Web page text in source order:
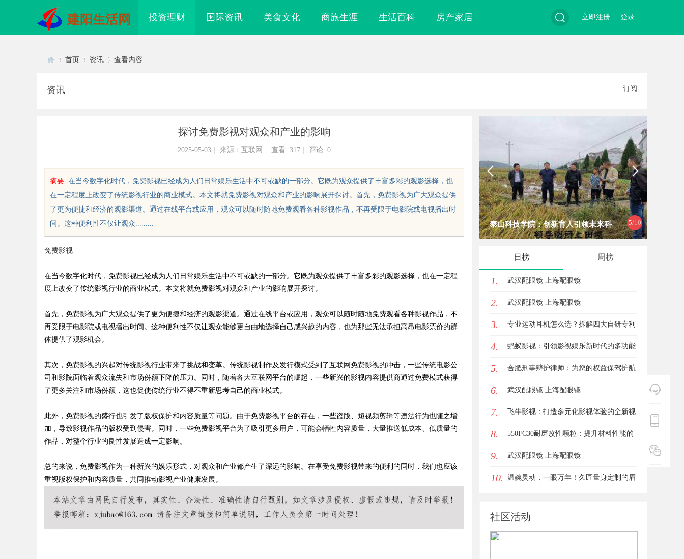
建阳生活网 投资理财 国际资讯 美食文化 商旅生涯 生活百科 房产家居 登录
立即注册
sc
首页 资讯 查看内容
资讯 订阅
探讨免费影视对观众和产业的影响
2025-05-03 来源：互联网 查看: 317 评论: 0
摘要: 在当今数字化时代，免费影视已经成为人们日常娱乐生活中不可或缺的一部分。它既为观众提供了丰富多彩的观影选择，也
在一定程度上改变了传统影视行业的商业模式。本文将就免费影视对观众和产业的影响展开探讨。首先，免费影视为广大观众提供
了更为便捷和经济的观影渠道。通过在线平台或应用，观众可以随时随地免费观看各种影视作品，不再受限于电影院或电视播出时
间。这种便利性不仅让观众.........
免费影视
在当今数字化时代，免费影视已经成为人们日常娱乐生活中不可或缺的一部分。它既为观众提供了丰富多彩的观影选择，也在一定程
度上改变了传统影视行业的商业模式。本文将就免费影视对观众和产业的影响展开探讨。
首先，免费影视为广大观众提供了更为便捷和经济的观影渠道。通过在线平台或应用，观众可以随时随地免费观看各种影视作品，不
再受限于电影院或电视播出时间。这种便利性不仅让观众能够更自由地选择自己感兴趣的内容，也为那些无法承担高昂电影票价的群
体提供了观影机会。
其次，免费影视的兴起对传统影视行业带来了挑战和变革。传统影视制作及发行模式受到了互联网免费影视的冲击，一些传统电影公
司和影院面临着观众流失和市场份额下降的压力。同时，随着各大互联网平台的崛起，一些新兴的影视内容提供商通过免费模式获得
了更多关注和市场份额，这也促使传统行业不得不重新思考自己的商业模式。
此外，免费影视的盛行也引发了版权保护和内容质量等问题。由于免费影视平台的存在，一些盗版、短视频剪辑等违法行为也随之增
加，导致影视作品的版权受到侵害。同时，一些免费影视平台为了吸引更多用户，可能会牺牲内容质量，大量推送低成本、低质量的
作品，对整个行业的良性发展造成一定影响。
总的来说，免费影视作为一种新兴的娱乐形式，对观众和产业都产生了深远的影响。在享受免费影视带来的便利的同时，我们也应该
重视版权保护和内容质量，共同推动影视产业健康发展。
5/10
析国信招标采购网的功能与优
力企业高效招标采购
泰山科技学院：创新育人引领未来科
日榜 周榜
1. 武汉配眼镜 上海配眼镜
2. 武汉配眼镜 上海配眼镜
3. 专业运动耳机怎么选？拆解四大自研专利
技术
4. 蚂蚁影视：引领影视娱乐新时代的多功能
平台解析
5. 合肥刑事辩护律师：为您的权益保驾护航
6. 武汉配眼镜 上海配眼镜
7. 飞牛影视：打造多元化影视体验的全新视
界
8. 550FC30耐磨改性颗粒：提升材料性能的
新选择
9. 武汉配眼镜 上海配眼镜
10. 温婉灵动，一眼万年！久匠量身定制的眉
女生的气质加分项
社区活动